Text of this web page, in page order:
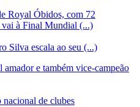
Royal Óbidos, com 72
vai à Final Mundial (...)
Silva escala ao seu (...)
e também vice-campeão
nacional de clubes